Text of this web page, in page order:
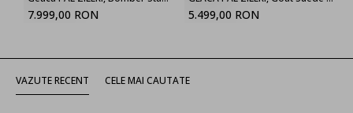
7.999,00 RON 5.499,00 RON
VAZUTE RECENT CELE MAI CAUTATE